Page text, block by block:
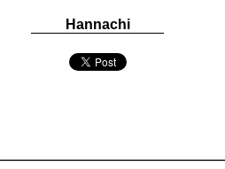
Hannachi